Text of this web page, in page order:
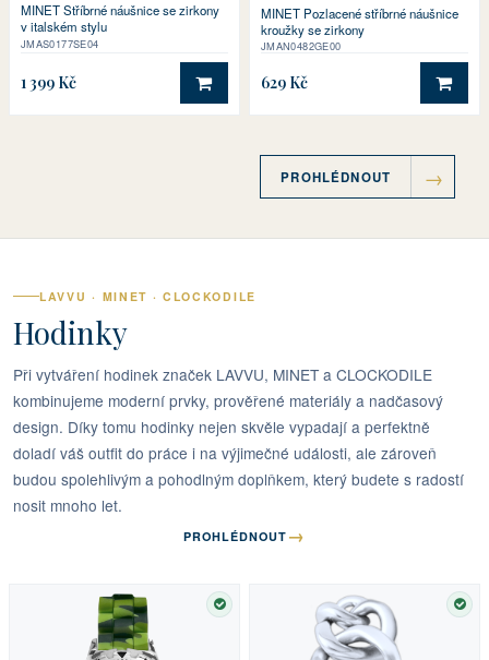
MINET Stříbrné náušnice se zirkony
v italském stylu
JMAS0177SE04
1 399 Kč DO KOŠÍKU
MINET Pozlacené stříbrné náušnice
kroužky se zirkony
JMAN0482GE00
629 Kč DO
PROHLÉDNOUT
LAVVU · MINET · CLOCKODILE
Hodinky
Při vytváření hodinek značek LAVVU, MINET a CLOCKODILE
kombinujeme moderní prvky, prověřené materiály a nadčasový
design. Díky tomu hodinky nejen skvěle vypadají a perfektně
doladí váš outfit do práce i na výjimečné události, ale zároveň
budou spolehlivým a pohodlným doplňkem, který budete s radostí
nosit mnoho let.
PROHLÉDNOUT →
SKLADEM